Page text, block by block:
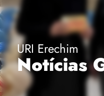
URI Erechim
Notícias